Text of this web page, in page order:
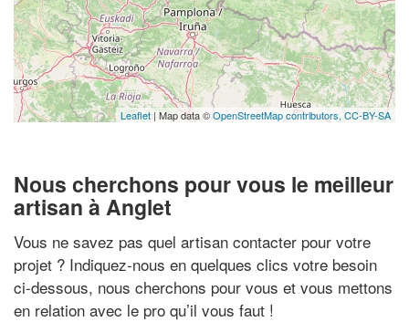
Leaflet| Map data ©OpenStreetMap contributors, CC-BY-SA
Nous cherchons pour vous le meilleur
artisan à Anglet
Vous ne savez pas quel artisan contacter pour votre
projet ? Indiquez-nous en quelques clics votre besoin
ci-dessous, nous cherchons pour vous et vous mettons
en relation avec le pro qu’il vous faut !